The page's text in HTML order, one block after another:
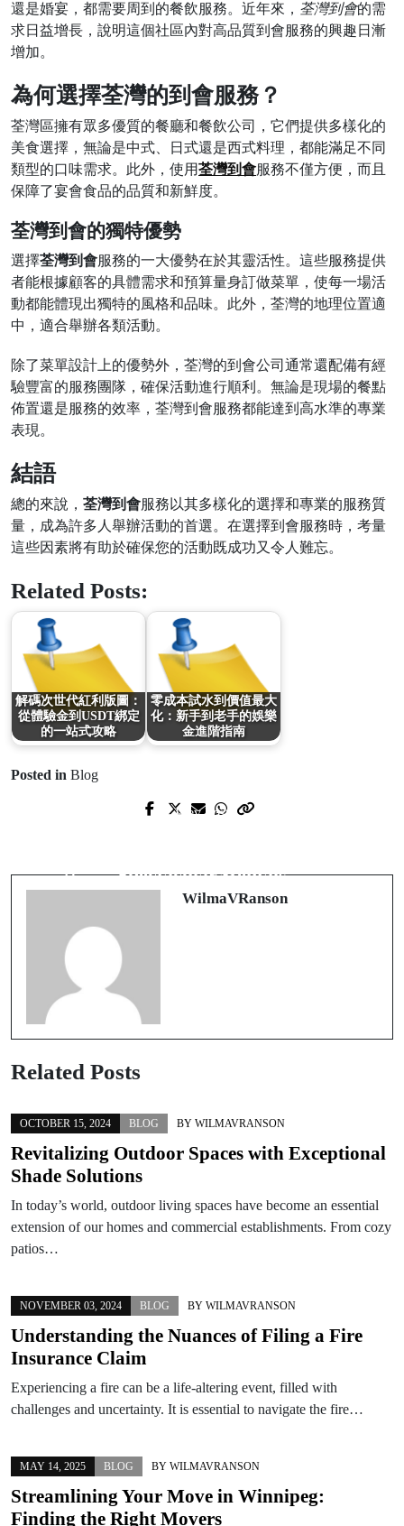
還是婚宴，都需要周到的餐飲服務。近年來， 荃灣到會的需
求日益增長，說明這個社區內對高品質到會服務的興趣日漸
增加。
為何選擇荃灣的到會服務？
荃灣區擁有眾多優質的餐廳和餐飲公司，它們提供多樣化的
美食選擇，無論是中式、日式還是西式料理，都能滿足不同
類型的口味需求。此外，使用荃灣到會服務不僅方便，而且
保障了宴會食品的品質和新鮮度。
荃灣到會的獨特優勢
選擇荃灣到會服務的一大優勢在於其靈活性。這些服務提供
者能根據顧客的具體需求和預算量身訂做菜單，使每一場活
動都能體現出獨特的風格和品味。此外，荃灣的地理位置適
中，適合舉辦各類活動。
除了菜單設計上的優勢外，荃灣的到會公司通常還配備有經
驗豐富的服務團隊，確保活動進行順利。無論是現場的餐點
佈置還是服務的效率，荃灣到會服務都能達到高水準的專業
表現。
結語
總的來說， 荃灣到會服務以其多樣化的選擇和專業的服務質
量，成為許多人舉辦活動的首選。在選擇到會服務時，考量
這些因素將有助於確保您的活動既成功又令人難忘。
Related Posts:
解碼次世代紅利版圖：
從體驗金到USDT綁定
的一站式攻略
零成本試水到價值最大
化：新手到老手的娛樂
金進階指南
Posted in Blog
Prev Post
Spectacular Rentals
WilmaVRanson
Related Posts
OCTOBER 15, 2024 BLOG BY WILMAVRANSON
Revitalizing Outdoor Spaces with Exceptional
Shade Solutions
In today’s world, outdoor living spaces have become an essential
extension of our homes and commercial establishments. From cozy
patios…
NOVEMBER 03, 2024 BLOG BY WILMAVRANSON
Understanding the Nuances of Filing a Fire
Insurance Claim
Experiencing a fire can be a life-altering event, filled with
challenges and uncertainty. It is essential to navigate the fire…
MAY 14, 2025 BLOG BY WILMAVRANSON
Streamlining Your Move in Winnipeg:
Finding the Right Movers